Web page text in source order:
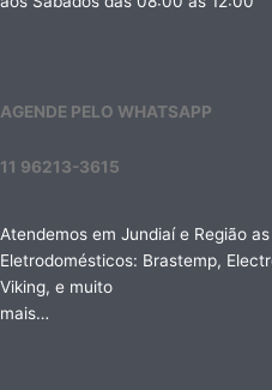
AGENDE PELO WHATSAPP
11 96213-3615
Atendemos em Jundiaí e Região
Eletrodomésticos: Brastemp,
Viking, e muito
mais…